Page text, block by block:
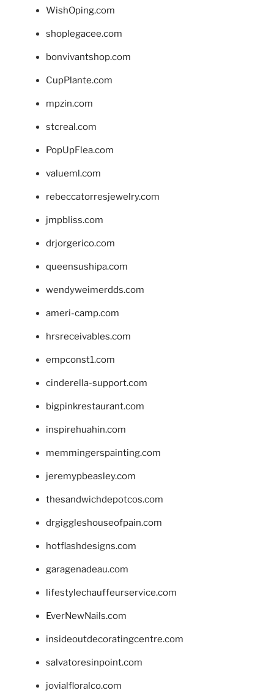
WishOping.com
shoplegacee.com
bonvivantshop.com
CupPlante.com
mpzin.com
stcreal.com
PopUpFlea.com
valueml.com
rebeccatorresjewelry.com
jmpbliss.com
drjorgerico.com
queensushipa.com
wendyweimerdds.com
ameri-camp.com
hrsreceivables.com
empconst1.com
cinderella-support.com
bigpinkrestaurant.com
inspirehuahin.com
memmingerspainting.com
jeremypbeasley.com
thesandwichdepotcos.com
drgiggleshouseofpain.com
hotflashdesigns.com
garagenadeau.com
lifestylechauffeurservice.com
EverNewNails.com
insideoutdecoratingcentre.com
salvatoresinpoint.com
jovialfloralco.com